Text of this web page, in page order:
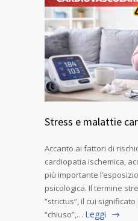
Stress e malattie
Accanto ai fattori di
cardiopatia ischemica,
più importante
psicologica. Il termine
“strictus”, il cui
“chiuso”,… Leggi